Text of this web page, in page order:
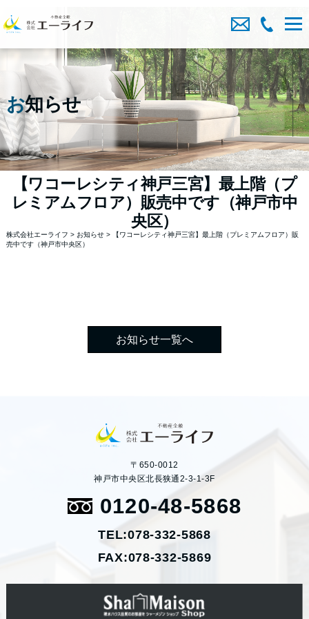
お知らせ
【ワコーレシティ神戸三宮】最上階（プ
レミアムフロア）販売中です（神戸市中
央区）
株式会社エーライフ > お知らせ>
【ワコーレシティ神戸三宮】最上階（プレミアムフロア）販
売中です（神戸市中央区）
お知らせ一覧へ
〒650-0012
神戸市中央区北長狭通2-3-1-3F
0120-48-5868
TEL:078-332-5868
FAX:078-332-5869